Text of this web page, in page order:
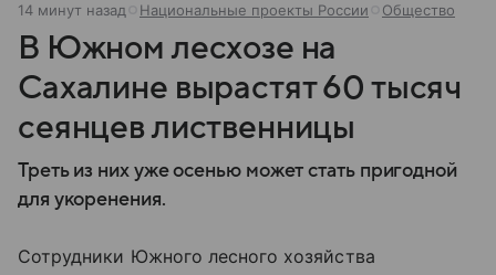
14 минут назад Национальные проекты России Общество
В Южном лесхозе на
Сахалине вырастят 60 тысяч
сеянцев лиственницы
Треть из них уже осенью может стать пригодной
для укоренения.
Сотрудники Южного лесного хозяйства